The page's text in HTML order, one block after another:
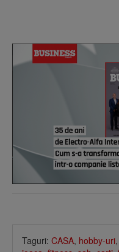
Taguri: CASA, hobby-uri,